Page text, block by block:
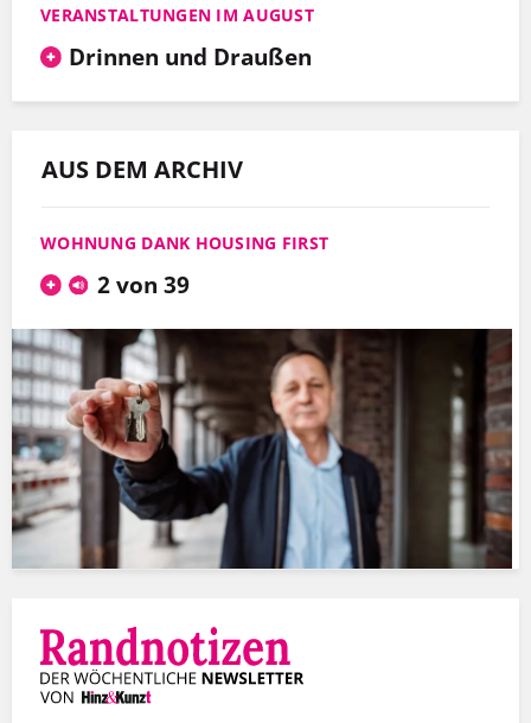
VERANSTALTUNGEN IM AUGUST
Drinnen und Draußen
AUS DEM ARCHIV
WOHNUNG DANK HOUSING FIRST
2 von 39